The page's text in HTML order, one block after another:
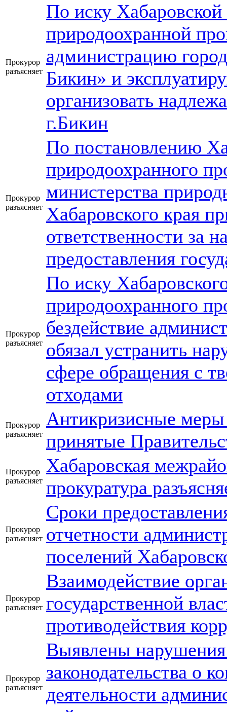
Прокурор
разъясняет
По иску
природоохранной
администрацию
Бикин» и
организовать
г.Бикин
Прокурор
разъясняет
По постановлению
природоохранного
министерства
Хабаровского края
ответственности за
предоставления
Прокурор
разъясняет
По иску
природоохранного
бездействие
обязал устранить
сфере обращения с
отходами
Прокурор
разъясняет
Антикризисные
принятые
Прокурор
разъясняет
Хабаровская
прокуратура
Прокурор
разъясняет
Сроки
отчетности
поселений
Прокурор
разъясняет
Взаимодействие
государственной
противодействия
Прокурор
разъясняет
Выявлены нарушения
законодательства о
деятельности